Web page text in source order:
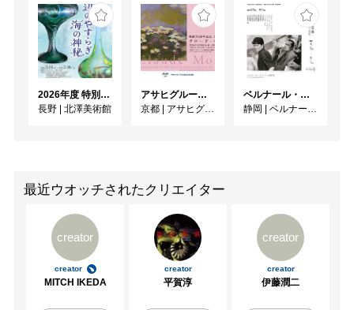
2026年度 特別展「ガレとドーム、アール･ヌーヴォーのガラス 水辺のやすらぎ、海の神秘」
長野 | 北澤美術館
アサヒグループ大山崎山荘美術館 開館30周年記念展「没後100年 クロード・モネ」
京都 | アサヒグループ大山崎山荘美術館
ベルナール・ビュフェと写真 ーカメラがとらえたビュフェとその時代、そして21 世紀へ
静岡 | ベルナール・ビュフェ美術館
最近ウオッチされたクリエイター
creator
creator
MITCH IKEDA
creator
平賀淳
creator
creator
伊藤潤二